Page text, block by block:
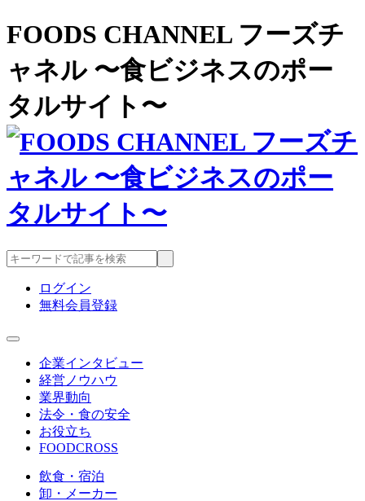
FOODS CHANNEL フーズチ
ャネル 〜食ビジネスのポー
タルサイト〜
ログイン
無料会員登録
企業インタビュー
経営ノウハウ
業界動向
法令・食の安全
お役立ち
FOODCROSS
飲食・宿泊
卸・メーカー